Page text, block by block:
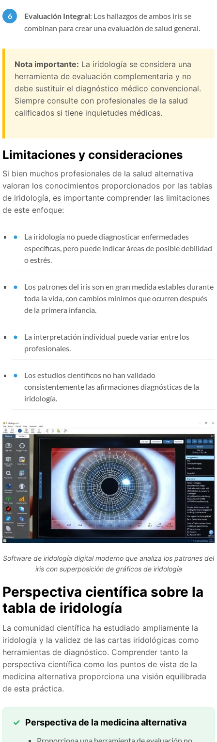
Evaluación Integral: Los hallazgos de ambos iris se
combinan para crear una evaluación de salud general.
Nota importante: La iridología se considera una
herramienta de evaluación complementaria y no
debe sustituir el diagnóstico médico convencional.
Siempre consulte con profesionales de la salud
calificados si tiene inquietudes médicas.
Limitaciones y consideraciones
Si bien muchos profesionales de la salud alternativa
valoran los conocimientos proporcionados por las tablas
de iridología, es importante comprender las limitaciones
de este enfoque:
La iridología no puede diagnosticar enfermedades
específicas, pero puede indicar áreas de posible debilidad
o estrés.
Los patrones del iris son en gran medida estables durante
toda la vida, con cambios mínimos que ocurren después
de la primera infancia.
La interpretación individual puede variar entre los
profesionales.
Los estudios científicos no han validado
consistentemente las afirmaciones diagnósticas de la
iridología.
Software de iridología digital moderno que analiza los patrones del
iris con superposición de gráficos de iridología
Perspectiva científica sobre la
tabla de iridología
La comunidad científica ha estudiado ampliamente la
iridología y la validez de las cartas iridológicas como
herramientas de diagnóstico. Comprender tanto la
perspectiva científica como los puntos de vista de la
medicina alternativa proporciona una visión equilibrada
de esta práctica.
Perspectiva de la medicina alternativa